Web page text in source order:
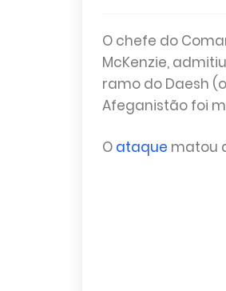
O chefe do
McKenzie,
ramo do Daesh
Afeganistão foi
O ataque matou